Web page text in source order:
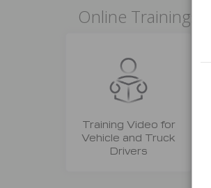
Online Trainings
Training Video for
Vehicle and Truck
Drivers